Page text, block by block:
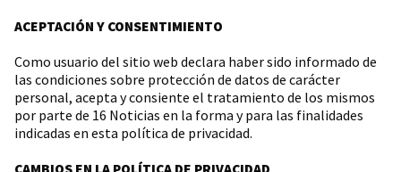
ACEPTACIÓN Y CONSENTIMIENTO
Como usuario del sitio web declara haber sido informado de
las condiciones sobre protección de datos de carácter
personal, acepta y consiente el tratamiento de los mismos
por parte de 16 Noticias en la forma y para las finalidades
indicadas en esta política de privacidad.